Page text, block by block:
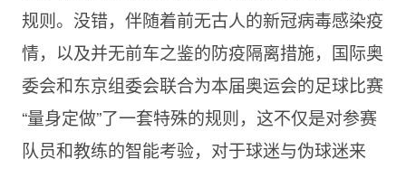
规则。没错，伴随着前无古人的新冠病毒感染疫
情，以及并无前车之鉴的防疫隔离措施，国际奥
委会和东京组委会联合为本届奥运会的足球比赛
“量身定做”了一套特殊的规则，这不仅是对参赛
队员和教练的智能考验，对于球迷与伪球迷来